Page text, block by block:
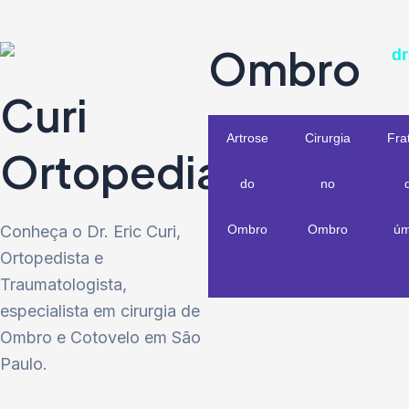
Curi
Ortopedia
Conheça o Dr. Eric Curi,
Ortopedista e
Traumatologista,
especialista em cirurgia de
Ombro e Cotovelo em São
Paulo.
Ombro
Artrose
do
Ombro
Cirurgia
no
Ombro